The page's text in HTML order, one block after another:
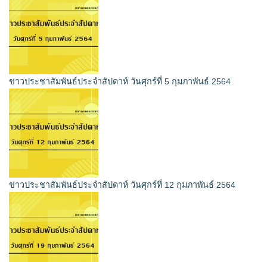
ข่าวประชาสัมพันธ์ประจำสัปดาห์ วันศุกร์ที่ 5 กุมภาพันธ์ 2564
ข่าวประชาสัมพันธ์ประจำสัปดาห์ วันศุกร์ที่ 12 กุมภาพันธ์ 2564